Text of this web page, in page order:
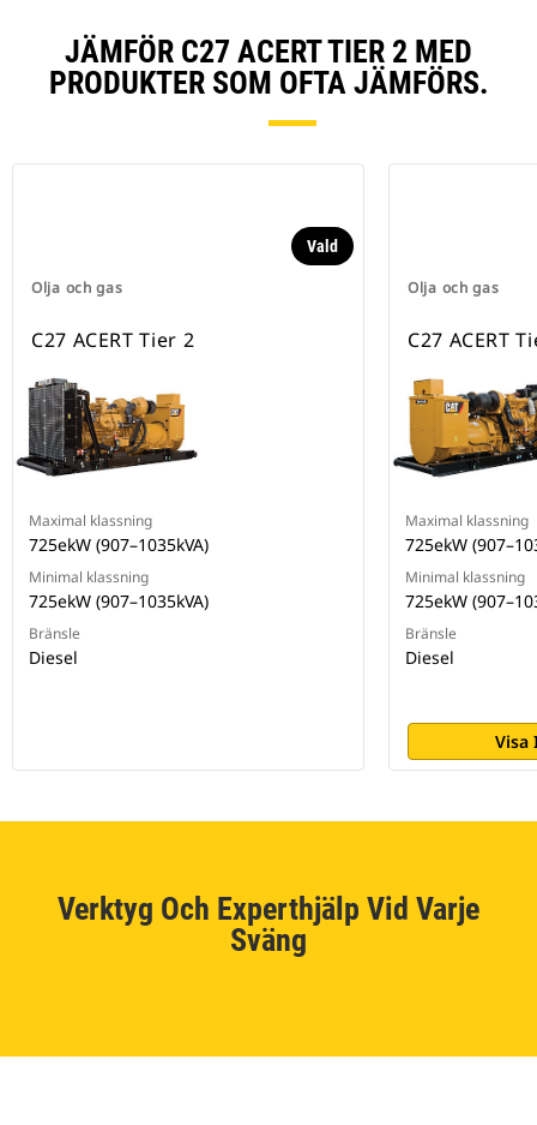
JÄMFÖR C27 ACERT TIER 2 MED
PRODUKTER SOM OFTA JÄMFÖRS.
Olja och gas
Vald
C27 ACERT Tier 2
Maximal klassning
725ekW (907–1035kVA)
Minimal klassning
725ekW (907–1035kVA)
Bränsle
Diesel
Olja och gas
C27 ACERT
Maximal klassning
725ekW
Minimal klassning
725ekW
Bränsle
Diesel
Visa
Verktyg Och Experthjälp Vid Varje
Sväng